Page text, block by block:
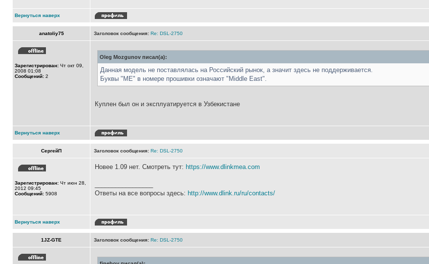
Вернуться наверх
anatoliy75 Заголовок сообщения: Re: DSL-2750
Зарегистрирован: Чт окт 09,
2008 01:08
Сообщений: 2
Oleg Mozgunov писал(а):
Данная модель не поставлялась на Российский рынок, а значит здесь не поддерживается.
Буквы "ME" в номере прошивки означают "Middle East".
Куплен был он и эксплуатируется в Узбекистане
Вернуться наверх
СергейП Заголовок сообщения: Re: DSL-2750
Зарегистрирован: Чт июн 28,
2012 09:45
Сообщений: 5908
Новее 1.09 нет. Смотреть тут: https://www.dlinkmea.com
Ответы на все вопросы здесь: http://www.dlink.ru/ru/contacts/
Вернуться наверх
1JZ-GTE Заголовок сообщения: Re: DSL-2750